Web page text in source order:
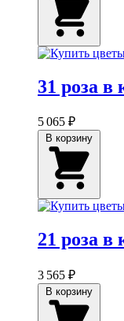
31 роза в
5 065 ₽
21 роза в
3 565 ₽